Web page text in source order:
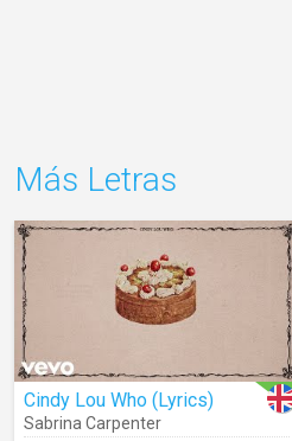
Más Letras
Cindy Lou Who (Lyrics)
Sabrina Carpenter